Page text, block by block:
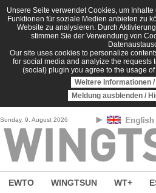
Direkt zum Inhalt
Unsere Seite verwendet Cookies, um
Funktionen für soziale Medien anbieten zu
Website zu analysieren. Durch
stimmen Sie der Verwendung von
Our site uses cookies to personalize
for social media and analyize the requests
(social) plugin you agree to the usage
Weitere Informationen
Meldung ausblenden /
Sunday, 9. August 2026
EWTO WINGTSUN WT+